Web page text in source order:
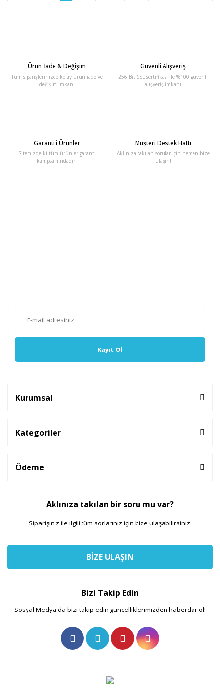
Ürün İade & Değişim
Tüm siparişlerinizde kolay ürün iade ve
değişim imkanı
Güvenli Alışveriş
256 Bit SSL sertifikası ile %100 güvenli
alışveriş imkanı
Garantili Ürünler
Sitemizde ki tüm ürünler garanti
kampsamındadır.
Müşteri Destek Hattı
Aklınıza takılan sorular için hemen bize
ulaşın!
Kayıt Ol
Kurumsal
Kategoriler
Ödeme
Aklınıza takılan bir soru mu var?
Siparişiniz ile ilgili tüm sorlarınız için bize ulaşabilirsiniz.
BİZE ULAŞIN
Bizi Takip Edin
Sosyal Medya'da bizi takip edin güncelliklerimizden haberdar ol!